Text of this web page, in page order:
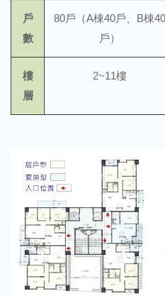
戶
數
80戶（A棟40戶、B棟40
戶）
樓
層
2~11樓